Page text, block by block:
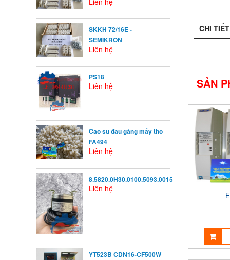
SKKH 72/16E -
SEMIKRON
Liên hệ
PS18
Liên hệ
Cao su đầu gàng máy thô
FA494
Liên hệ
8.5820.0H30.0100.5093.0015
Liên hệ
YT523B CDN16-CF500W
CHI TIẾT
SẢN